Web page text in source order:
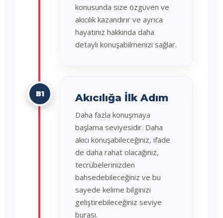
konusunda size özgüven ve
akıcılık kazandırır ve ayrıca
hayatınız hakkında daha
detaylı konuşabilmenizi sağlar.
B1 Akıcılığa İlk Adım
Daha fazla konuşmaya
başlama seviyesidir. Daha
akıcı konuşabileceğiniz, ifade
de daha rahat olacağınız,
tecrübelerinizden
bahsedebileceğiniz ve bu
sayede kelime bilginizi
geliştirebileceğiniz seviye
burası.